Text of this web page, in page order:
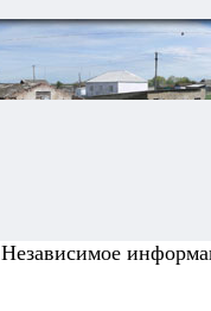
Независимое